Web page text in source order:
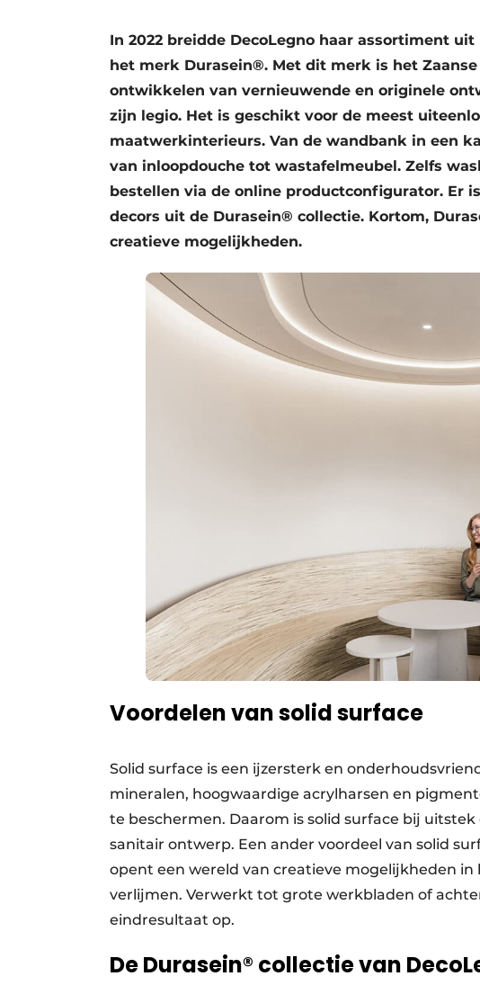
In 2022 breidde DecoLegno haar assortiment
het merk Durasein®. Met dit merk is het
ontwikkelen van vernieuwende en originele
zijn legio. Het is geschikt voor de meest
maatwerkinterieurs. Van de wandbank in een
van inloopdouche tot wastafelmeubel. Zelfs
bestellen via de online productconfigurator. Er
decors uit de Durasein® collectie. Kortom,
creatieve mogelijkheden.
Voordelen van solid surface
Solid surface is een ijzersterk en
mineralen, hoogwaardige acrylharsen en
te beschermen. Daarom is solid surface bij
sanitair ontwerp. Een ander voordeel van solid
opent een wereld van creatieve mogelijkheden
verlijmen. Verwerkt tot grote werkbladen of
eindresultaat op.
De Durasein® collectie van